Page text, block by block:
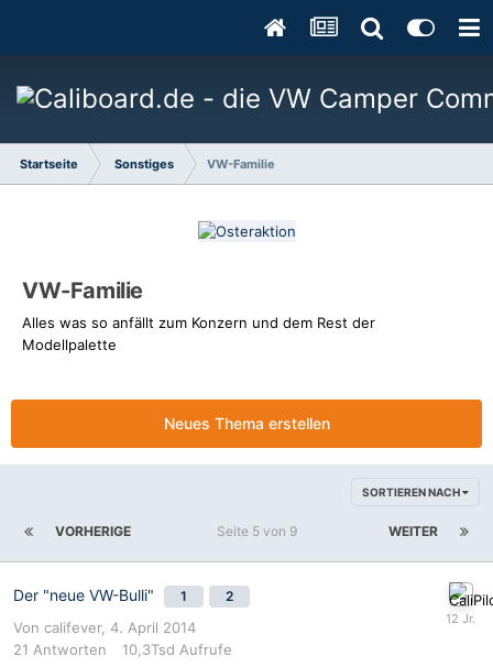
Startseite Sonstiges VW-Familie
VW-Familie
Alles was so anfällt zum Konzern und dem Rest der
Modellpalette
Neues Thema erstellen
SORTIEREN NACH
VORHERIGE WEITER
Seite 5 von 9
Der "neue VW-Bulli" 1 2
Von califever, 4. April 2014
21 Antworten 10,3Tsd Aufrufe